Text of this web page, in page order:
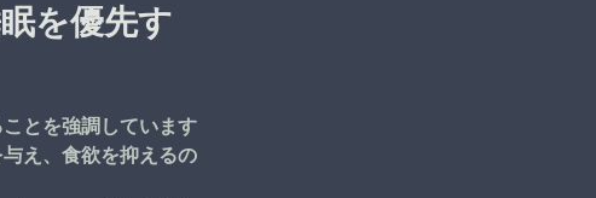
を優先す
とを強調しています
え、食欲を抑えるの